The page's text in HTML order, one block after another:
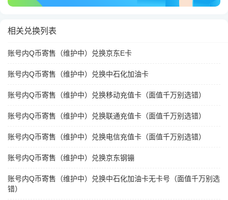
相关兑换列表
账号内Q币寄售（维护中）兑换京东E卡
账号内Q币寄售（维护中）兑换中石化加油卡
账号内Q币寄售（维护中）兑换移动充值卡（面值千万别选错）
账号内Q币寄售（维护中）兑换联通充值卡（面值千万别选错）
账号内Q币寄售（维护中）兑换电信充值卡（面值千万别选错）
账号内Q币寄售（维护中）兑换京东钢镚
账号内Q币寄售（维护中）兑换中石化加油卡无卡号（面值千万别选
错）